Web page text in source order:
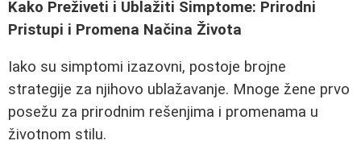
Kako Preživeti i Ublažiti Simptome: Prirodni
Pristupi i Promena Načina Života
Iako su simptomi izazovni, postoje brojne
strategije za njihovo ublažavanje. Mnoge žene prvo
posežu za prirodnim rešenjima i promenama u
životnom stilu.